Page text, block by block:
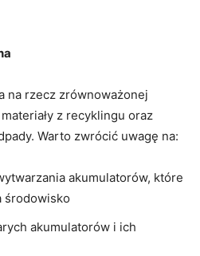
na rzecz zrównoważonej
z recyklingu oraz
Warto zwrócić uwagę na:
akumulatorów, które
środowisko
akumulatorów i ich